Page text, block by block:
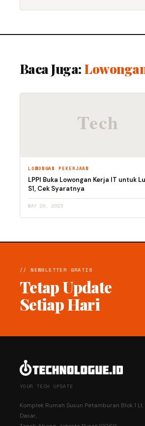
Baca Juga:
LOWONGAN PEKERJAAN
LPPI Buka Lowongan Kerja IT untuk
S1, Cek Syaratnya
MAY 26, 2023
// NEWSLETTER GRATIS
Tetap Update
Setiap Hari
YOUR TECH UPDATE
Komplek Rumah Susun Petamburan Blok 1 Lt.
Dasar,